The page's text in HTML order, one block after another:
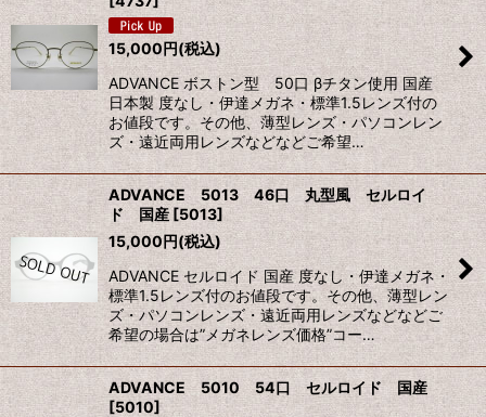
15,000円(税込)
ADVANCE ボストン型 50口 βチタン使用 国産
日本製 度なし・伊達メガネ・標準1.5レンズ付の
お値段です。その他、薄型レンズ・パソコンレン
ズ・遠近両用レンズなどなどご希望…
ADVANCE 5013 46口 丸型風 セルロイ
ド 国産 [5013]
15,000円(税込)
ADVANCE セルロイド 国産 度なし・伊達メガネ・
標準1.5レンズ付のお値段です。その他、薄型レン
ズ・パソコンレンズ・遠近両用レンズなどなどご
希望の場合は”メガネレンズ価格”コー…
ADVANCE 5010 54口 セルロイド 国産
[5010]